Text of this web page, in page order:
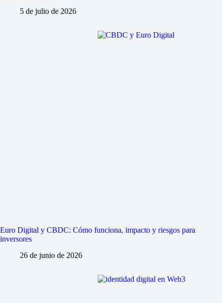
5 de julio de 2026
Euro Digital y CBDC: Cómo funciona, impacto y riesgos para
inversores
26 de junio de 2026